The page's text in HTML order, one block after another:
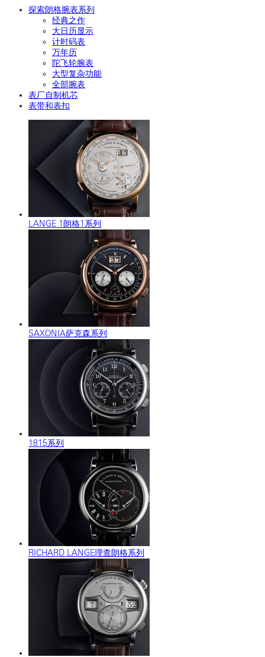
探索朗格腕表系列
经典之作
大日历显示
计时码表
万年历
陀飞轮腕表
大型复杂功能
全部腕表
表厂自制机芯
表带和表扣
LANGE 1朗格1系列
SAXONIA萨克森系列
1815系列
RICHARD LANGE理查朗格系列